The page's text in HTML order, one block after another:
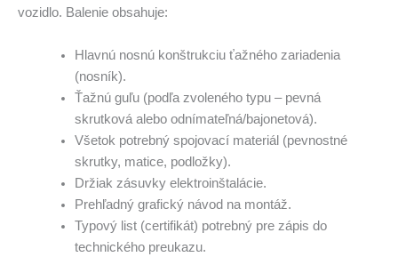
vozidlo. Balenie obsahuje:
Hlavnú nosnú konštrukciu ťažného zariadenia
(nosník).
Ťažnú guľu (podľa zvoleného typu – pevná
skrutková alebo odnímateľná/bajonetová).
Všetok potrebný spojovací materiál (pevnostné
skrutky, matice, podložky).
Držiak zásuvky elektroinštalácie.
Prehľadný grafický návod na montáž.
Typový list (certifikát) potrebný pre zápis do
technického preukazu.